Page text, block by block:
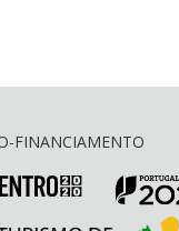
FINANCIAMENTO